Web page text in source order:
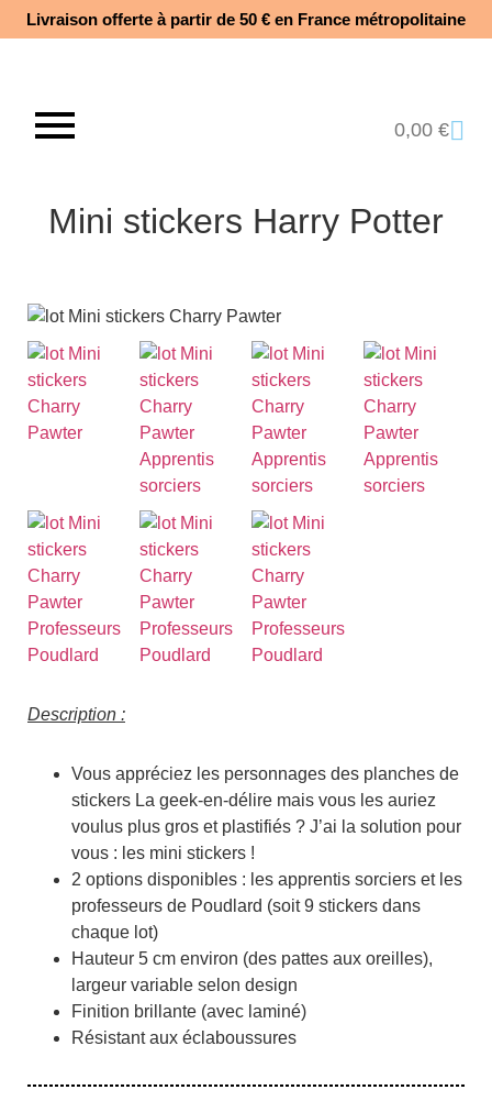
Livraison offerte à partir de 50 € en France métropolitaine​
0,00€
Mini stickers Harry Potter
Description :
Vous appréciez les personnages des planches de
stickers La geek-en-délire mais vous les auriez
voulus plus gros et plastifiés ? J’ai la solution pour
vous : les mini stickers !
2 options disponibles : les apprentis sorciers et les
professeurs de Poudlard (soit 9 stickers dans
chaque lot)
Hauteur 5 cm environ (des pattes aux oreilles),
largeur variable selon design
Finition brillante (avec laminé)
Résistant aux éclaboussures